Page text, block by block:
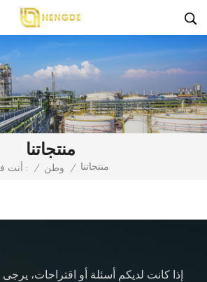
منتجاتنا
أنت في : / وطن / منتجاتنا
إذا كانت لديكم أسئلة أو اقتراحات،